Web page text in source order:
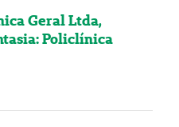
Geral Ltda,
Policlínica